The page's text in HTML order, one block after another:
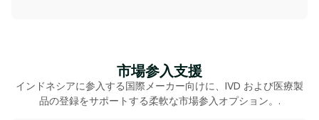
市場参入支援
インドネシアに参入する国際メーカー向けに、IVD および医療製
品の登録をサポートする柔軟な市場参入オプション。.